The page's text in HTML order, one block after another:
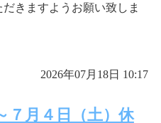
きますようお願い致しま
2026年07月18日 10:17
７月４日（土）休